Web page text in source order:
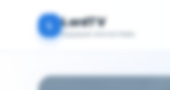
L LordTV
Будущая экосистема